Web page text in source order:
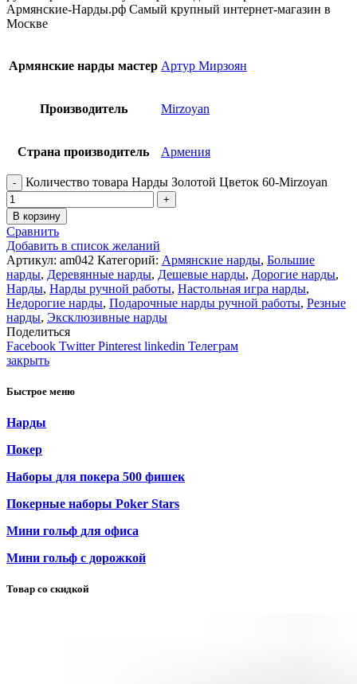
Армянские-Нарды.рф Самый крупный интернет-магазин в
Москве
Армянские нарды мастер Артур Мирзоян
Производитель Mirzoyan
Страна производитель Армения
Количество товара Нарды Золотой Цветок 60-Mirzoyan
В корзину
Сравнить
Добавить в список желаний
Артикул: am042 Категорий: Армянские нарды, Большие
нарды, Деревянные нарды, Дешевые нарды, Дорогие нарды,
Нарды, Нарды ручной работы, Настольная игра нарды,
Недорогие нарды, Подарочные нарды ручной работы, Резные
нарды, Эксклюзивные нарды
Поделиться
Facebook Twitter Pinterest linkedin Телеграм
закрыть
Быстрое меню
Нарды
Покер
Наборы для покера 500 фишек
Покерные наборы Poker Stars
Мини гольф для офиса
Мини гольф с дорожкой
Товар со скидкой